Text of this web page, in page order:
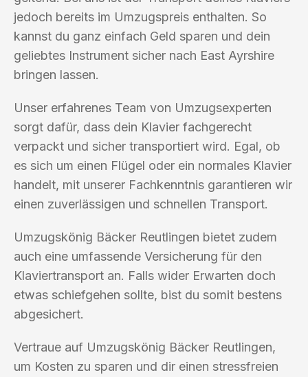
jedoch bereits im Umzugspreis enthalten. So
kannst du ganz einfach Geld sparen und dein
geliebtes Instrument sicher nach East Ayrshire
bringen lassen.
Unser erfahrenes Team von Umzugsexperten
sorgt dafür, dass dein Klavier fachgerecht
verpackt und sicher transportiert wird. Egal, ob
es sich um einen Flügel oder ein normales Klavier
handelt, mit unserer Fachkenntnis garantieren wir
einen zuverlässigen und schnellen Transport.
Umzugskönig Bäcker Reutlingen bietet zudem
auch eine umfassende Versicherung für den
Klaviertransport an. Falls wider Erwarten doch
etwas schiefgehen sollte, bist du somit bestens
abgesichert.
Vertraue auf Umzugskönig Bäcker Reutlingen,
um Kosten zu sparen und dir einen stressfreien